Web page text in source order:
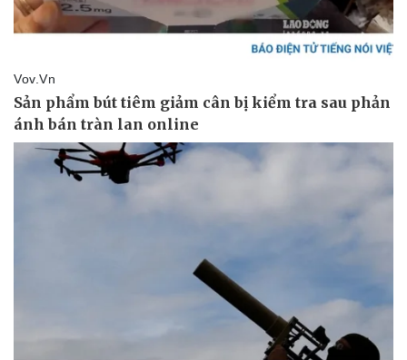
Thể thao
Lịch thi đấu bóng đá
Thế giới thể thao
Ô tô - Xe máy
Xe máy
Tư vấn